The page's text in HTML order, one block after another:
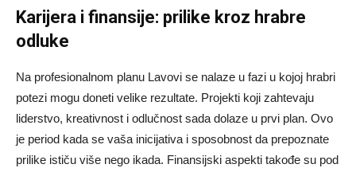
Karijera i finansije: prilike kroz hrabre
odluke
Na profesionalnom planu Lavovi se nalaze u fazi u kojoj hrabri
potezi mogu doneti velike rezultate. Projekti koji zahtevaju
liderstvo, kreativnost i odlučnost sada dolaze u prvi plan. Ovo
je period kada se vaša inicijativa i sposobnost da prepoznate
prilike ističu više nego ikada. Finansijski aspekti takođe su pod